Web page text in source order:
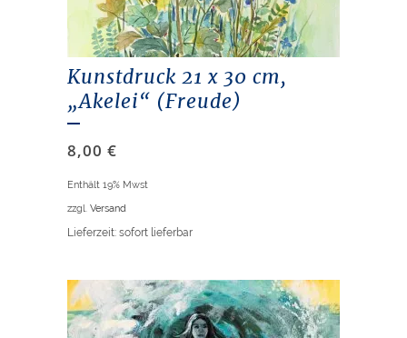
Kunstdruck 21 x 30 cm,
„Akelei“ (Freude)
8,00 €
Enthält 19% Mwst
zzgl. Versand
Lieferzeit: sofort lieferbar